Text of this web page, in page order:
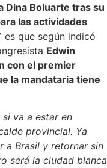
Dina Boluarte tras su
las actividades
es que según indicó
Edwin
con el premier
la mandataria tiene
va a estar en
provincial. Ya
a Brasil y retornar sin
será la ciudad blanca